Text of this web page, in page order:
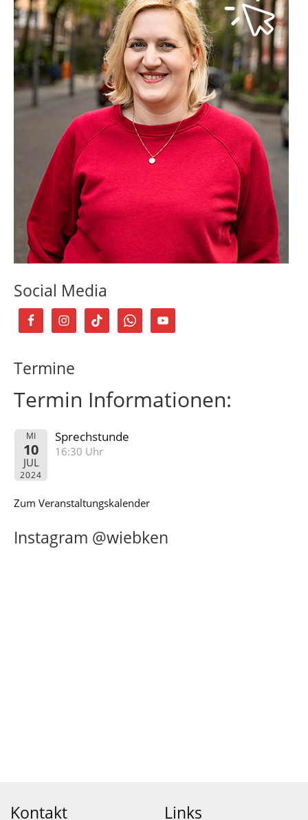
Social Media
Termine
Termin Informationen:
MI
10
JUL
2024
Sprechstunde
16:30 Uhr
Zum Veranstaltungskalender
Instagram @wiebken
Kontakt Links